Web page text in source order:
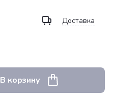
Доставка
В корзину